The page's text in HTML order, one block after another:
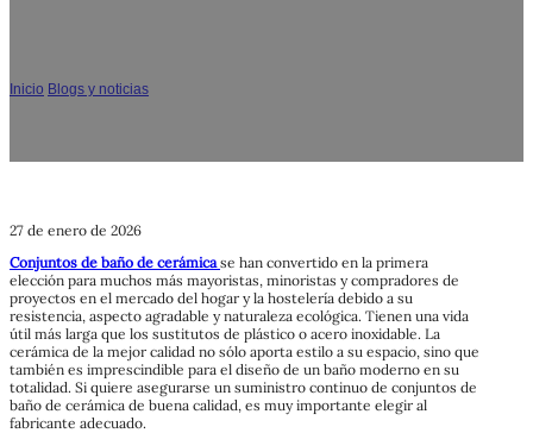
Inicio Blogs y noticias
27 de enero de 2026
Conjuntos de baño de cerámica se han convertido en la primera
elección para muchos más mayoristas, minoristas y compradores de
proyectos en el mercado del hogar y la hostelería debido a su
resistencia, aspecto agradable y naturaleza ecológica. Tienen una vida
útil más larga que los sustitutos de plástico o acero inoxidable. La
cerámica de la mejor calidad no sólo aporta estilo a su espacio, sino que
también es imprescindible para el diseño de un baño moderno en su
totalidad. Si quiere asegurarse un suministro continuo de conjuntos de
baño de cerámica de buena calidad, es muy importante elegir al
fabricante adecuado.